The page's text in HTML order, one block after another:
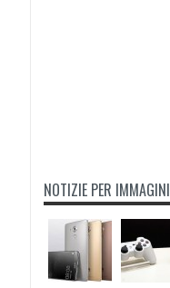
NOTIZIE PER IMMAGINI